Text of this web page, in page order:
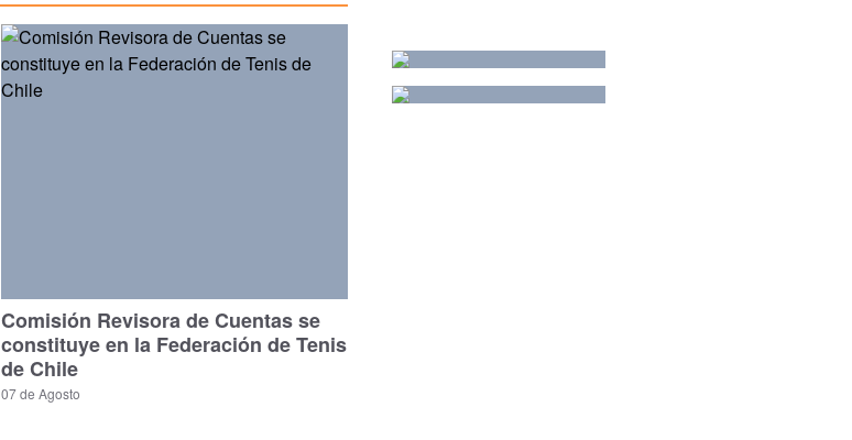
Comisión Revisora de Cuentas se
constituye en la Federación de Tenis
de Chile
07 de Agosto